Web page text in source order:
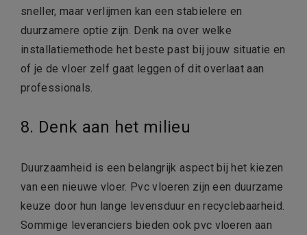
sneller, maar verlijmen kan een stabielere en
duurzamere optie zijn. Denk na over welke
installatiemethode het beste past bij jouw situatie en
of je de vloer zelf gaat leggen of dit overlaat aan
professionals.
8. Denk aan het milieu
Duurzaamheid is een belangrijk aspect bij het kiezen
van een nieuwe vloer. Pvc vloeren zijn een duurzame
keuze door hun lange levensduur en recyclebaarheid.
Sommige leveranciers bieden ook pvc vloeren aan